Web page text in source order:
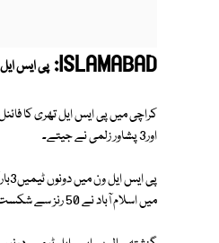
ISLAMABAD: پی ایس ایل
اور3 پشاور زلمی نے جیتے۔
میں اسلام آباد نے 50 رنز سے شکست دیتے ہوئے فائنل میں جگہ بنائی اور پھر کوئٹہ گلیڈی ایٹرز کو زیر کرکے ٹائٹل اپنے نام کیا۔